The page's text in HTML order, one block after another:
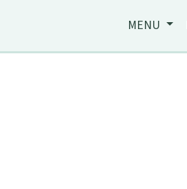
MENU